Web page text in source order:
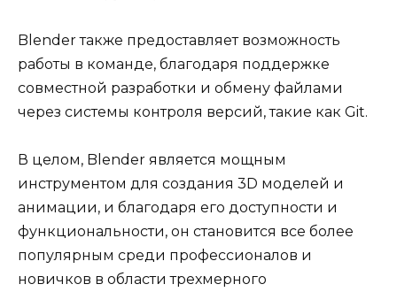
Blender также предоставляет возможность
работы в команде, благодаря поддержке
совместной разработки и обмену файлами
через системы контроля версий, такие как Git.
В целом, Blender является мощным
инструментом для создания 3D моделей и
анимации, и благодаря его доступности и
функциональности, он становится все более
популярным среди профессионалов и
новичков в области трехмерного